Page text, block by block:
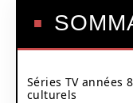
Séries TV années
culturels